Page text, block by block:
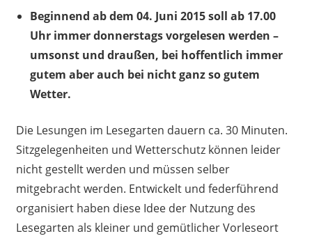
Beginnend ab dem 04. Juni 2015 soll ab 17.00
Uhr immer donnerstags vorgelesen werden –
umsonst und draußen, bei hoffentlich immer
gutem aber auch bei nicht ganz so gutem
Wetter.
Die Lesungen im Lesegarten dauern ca. 30 Minuten.
Sitzgelegenheiten und Wetterschutz können leider
nicht gestellt werden und müssen selber
mitgebracht werden. Entwickelt und federführend
organisiert haben diese Idee der Nutzung des
Lesegarten als kleiner und gemütlicher Vorleseort